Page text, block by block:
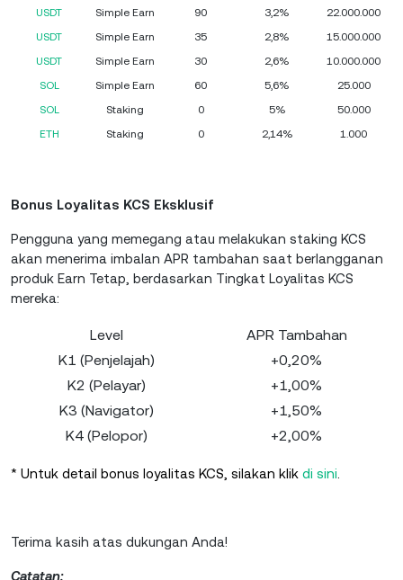
USDT Simple Earn 90 3,2%
22.000.000
USDT
Simple Earn 35 2,8%
15.000.000
USDT
Simple Earn 30 2,6%
10.000.000
SOL
Simple Earn 60 5,6%
25.000
SOL
Staking 0 5%
50.000
ETH
Staking 0 2,14% 1.000
Bonus Loyalitas KCS Eksklusif
Pengguna yang memegang atau melakukan staking KCS
akan menerima imbalan APR tambahan saat berlangganan
produk Earn Tetap, berdasarkan Tingkat Loyalitas KCS
mereka:
Level
APR Tambahan
K1 (Penjelajah)
+0,20%
K2 (Pelayar)
+1,00%
K3 (Navigator)
+1,50%
K4 (Pelopor)
+2,00%
* Untuk detail bonus loyalitas KCS, silakan klik di sini
Terima kasih atas dukungan Anda!
Catatan: